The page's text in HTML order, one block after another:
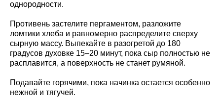
однородности.
Противень застелите пергаментом, разложите
ломтики хлеба и равномерно распределите сверху
сырную массу. Выпекайте в разогретой до 180
градусов духовке 15–20 минут, пока сыр полностью не
расплавится, а поверхность не станет румяной.
Подавайте горячими, пока начинка остается особенно
нежной и тягучей.